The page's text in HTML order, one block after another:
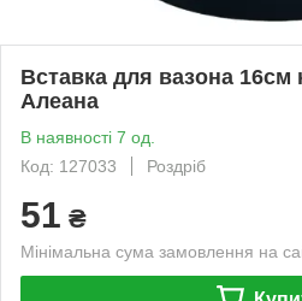
Вставка для вазона 16см
Алеана
В наявності 7 од.
Код: 127033
Роздріб
51 ₴
Мінімальна сума замовлення на